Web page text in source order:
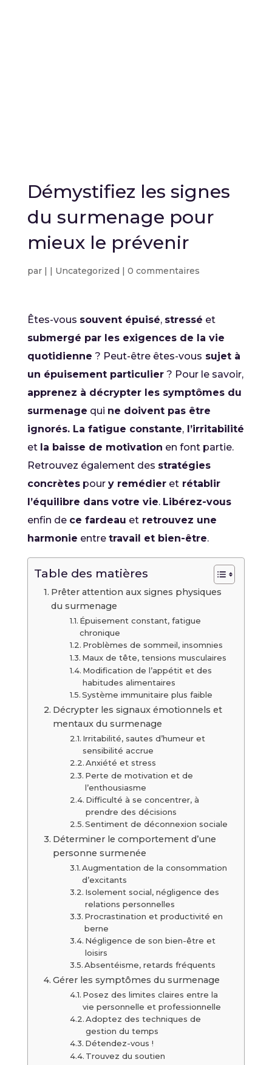
Démystifiez les signes
du surmenage pour
mieux le prévenir
par | | Uncategorized | 0 commentaires
Êtes-vous souvent épuisé, stressé et
submergé par les exigences de la vie
quotidienne ? Peut-être êtes-vous sujet à
un épuisement particulier? Pour le savoir,
apprenez à décrypter les symptômes du
surmenage qui ne doivent pas être
ignorés. La fatigue constante,l’irritabilité
et la baisse de motivation en font partie.
Retrouvez également des stratégies
concrètespour y remédieretrétablir
l’équilibre dans votre vie. Libérez-vous
enfin de ce fardeau etretrouvez une
harmonie entre travail et bien-être.
Table des matières
Prêter attention aux signes physiques
du surmenage
Épuisement constant, fatigue
chronique
Problèmes de sommeil, insomnies
Maux de tête, tensions musculaires
Modification de l’appétit et des
habitudes alimentaires
Système immunitaire plus faible
Décrypter les signaux émotionnels et
mentaux du surmenage
Irritabilité, sautes d’humeur et
sensibilité accrue
Anxiété et stress
Perte de motivation et de
l’enthousiasme
Difficulté à se concentrer, à
prendre des décisions
Sentiment de déconnexion sociale
Déterminer le comportement d’une
personne surmenée
Augmentation de la consommation
d’excitants
Isolement social, négligence des
relations personnelles
Procrastination et productivité en
berne
Négligence de son bien-être et
loisirs
Absentéisme, retards fréquents
Gérer les symptômes du surmenage
Posez des limites claires entre la
vie personnelle et professionnelle
Adoptez des techniques de
gestion du temps
Détendez-vous !
Trouvez du soutien